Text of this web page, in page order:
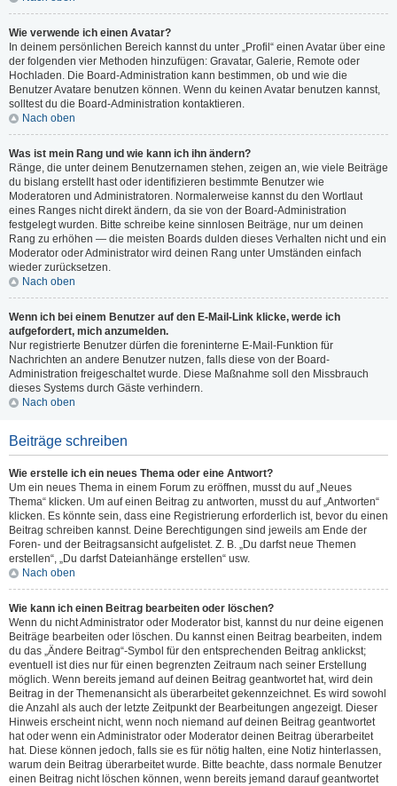
Wie verwende ich einen Avatar?
In deinem persönlichen Bereich kannst du unter „Profil“ einen Avatar über eine
der folgenden vier Methoden hinzufügen: Gravatar, Galerie, Remote oder
Hochladen. Die Board-Administration kann bestimmen, ob und wie die
Benutzer Avatare benutzen können. Wenn du keinen Avatar benutzen kannst,
solltest du die Board-Administration kontaktieren.
Nach oben
Was ist mein Rang und wie kann ich ihn ändern?
Ränge, die unter deinem Benutzernamen stehen, zeigen an, wie viele Beiträge
du bislang erstellt hast oder identifizieren bestimmte Benutzer wie
Moderatoren und Administratoren. Normalerweise kannst du den Wortlaut
eines Ranges nicht direkt ändern, da sie von der Board-Administration
festgelegt wurden. Bitte schreibe keine sinnlosen Beiträge, nur um deinen
Rang zu erhöhen — die meisten Boards dulden dieses Verhalten nicht und ein
Moderator oder Administrator wird deinen Rang unter Umständen einfach
wieder zurücksetzen.
Nach oben
Wenn ich bei einem Benutzer auf den E-Mail-Link klicke, werde ich
aufgefordert, mich anzumelden.
Nur registrierte Benutzer dürfen die foreninterne E-Mail-Funktion für
Nachrichten an andere Benutzer nutzen, falls diese von der Board-
Administration freigeschaltet wurde. Diese Maßnahme soll den Missbrauch
dieses Systems durch Gäste verhindern.
Nach oben
Beiträge schreiben
Wie erstelle ich ein neues Thema oder eine Antwort?
Um ein neues Thema in einem Forum zu eröffnen, musst du auf „Neues
Thema“ klicken. Um auf einen Beitrag zu antworten, musst du auf „Antworten“
klicken. Es könnte sein, dass eine Registrierung erforderlich ist, bevor du einen
Beitrag schreiben kannst. Deine Berechtigungen sind jeweils am Ende der
Foren- und der Beitragsansicht aufgelistet. Z. B. „Du darfst neue Themen
erstellen“, „Du darfst Dateianhänge erstellen“ usw.
Nach oben
Wie kann ich einen Beitrag bearbeiten oder löschen?
Wenn du nicht Administrator oder Moderator bist, kannst du nur deine eigenen
Beiträge bearbeiten oder löschen. Du kannst einen Beitrag bearbeiten, indem
du das „Ändere Beitrag“-Symbol für den entsprechenden Beitrag anklickst;
eventuell ist dies nur für einen begrenzten Zeitraum nach seiner Erstellung
möglich. Wenn bereits jemand auf deinen Beitrag geantwortet hat, wird dein
Beitrag in der Themenansicht als überarbeitet gekennzeichnet. Es wird sowohl
die Anzahl als auch der letzte Zeitpunkt der Bearbeitungen angezeigt. Dieser
Hinweis erscheint nicht, wenn noch niemand auf deinen Beitrag geantwortet
hat oder wenn ein Administrator oder Moderator deinen Beitrag überarbeitet
hat. Diese können jedoch, falls sie es für nötig halten, eine Notiz hinterlassen,
warum dein Beitrag überarbeitet wurde. Bitte beachte, dass normale Benutzer
einen Beitrag nicht löschen können, wenn bereits jemand darauf geantwortet